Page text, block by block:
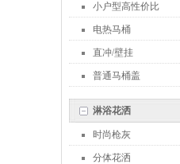
小户型高性价比
电热马桶
直冲/壁挂
普通马桶盖
淋浴花洒
时尚枪灰
分体花洒